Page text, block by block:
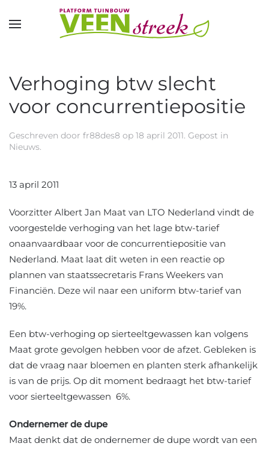
Overslaan en naar de inhoud gaan
Verhoging btw slecht
voor concurrentiepositie
Geschreven door fr88des8 op 18 april 2011. Gepost in
Nieuws.
13 april 2011
Voorzitter Albert Jan Maat van LTO Nederland vindt de
voorgestelde verhoging van het lage btw-tarief
onaanvaardbaar voor de concurrentiepositie van
Nederland. Maat laat dit weten in een reactie op
plannen van staatssecretaris Frans Weekers van
Financiën. Deze wil naar een uniform btw-tarief van
19%.
Een btw-verhoging op sierteeltgewassen kan volgens
Maat grote gevolgen hebben voor de afzet. Gebleken is
dat de vraag naar bloemen en planten sterk afhankelijk
is van de prijs. Op dit moment bedraagt het btw-tarief
voor sierteeltgewassen 6%.
Ondernemer de dupe
Maat denkt dat de ondernemer de dupe wordt van een